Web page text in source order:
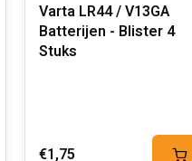
Varta LR44 / V13GA
Batterijen - Blister 4
Stuks
€1,75